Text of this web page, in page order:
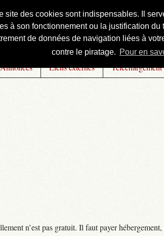
site des cookies sont indispensables. Il
à son fonctionnement ou la justification
de données de navigation liées à
contre le piratage. Pour en
Annonces Liens externes Téléchargement
n’est pas gratuit. Il faut payer